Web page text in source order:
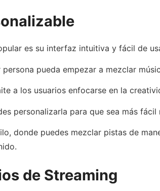
es su interfaz intuitiva y fácil de
pueda empezar a mezclar
a los usuarios enfocarse en la
personalizarla para que sea más
donde puedes mezclar pistas de
de Streaming